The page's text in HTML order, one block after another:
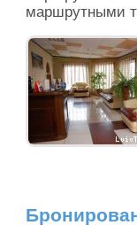
маршрутными